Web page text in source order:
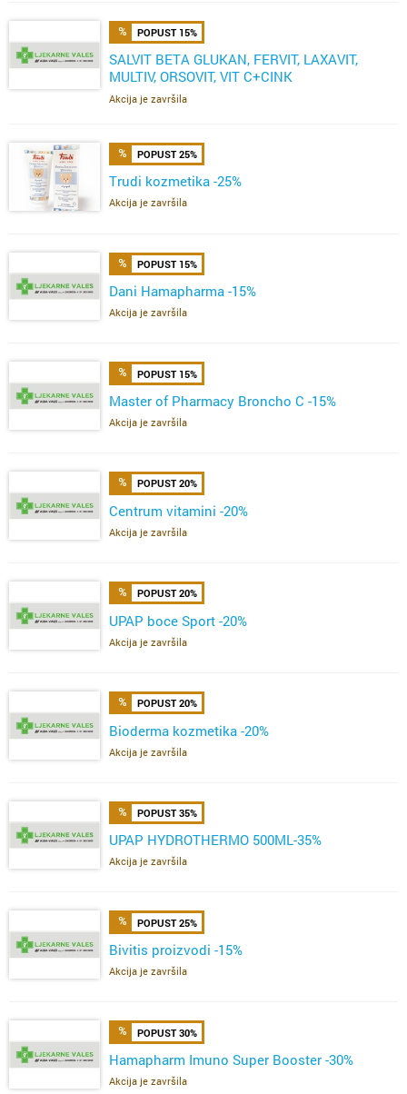
POPUST 15%
SALVIT BETA GLUKAN, FERVIT, LAXAVIT,
MULTIV, ORSOVIT, VIT C+CINK
ŽELE,FERVIT,OMEGA
Akcija je završila
POPUST 25%
Trudi kozmetika -25%
Akcija je završila
POPUST 15%
Dani Hamapharma -15%
Akcija je završila
POPUST 15%
Master of Pharmacy Broncho C -15%
Akcija je završila
POPUST 20%
Centrum vitamini -20%
Akcija je završila
POPUST 20%
UPAP boce Sport -20%
Akcija je završila
POPUST 20%
Bioderma kozmetika -20%
Akcija je završila
POPUST 35%
UPAP HYDROTHERMO 500ML-35%
Akcija je završila
POPUST 25%
Bivitis proizvodi -15%
Akcija je završila
POPUST 30%
Hamapharm Imuno Super Booster -30%
Akcija je završila